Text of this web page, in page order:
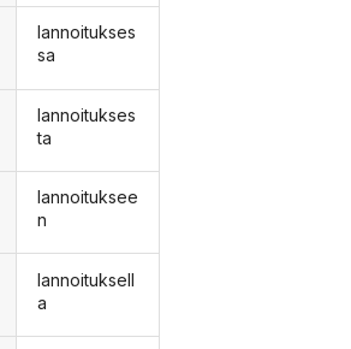
lannoitukses
sa
lannoitukses
ta
lannoituksee
n
lannoituksell
a